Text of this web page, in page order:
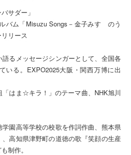
サダー」
バム「Misuzu Songs－金子みすゞのう
リース
るメッセージシンガーとして、全国各
いる。EXPO2025大阪・関西万博に出
「はま☆キラ！」のテーマ曲、NHK旭川
園高等学校の校歌を作詞作曲、熊本県
高知県津野町の道徳の歌『笑顔の生産
制作。